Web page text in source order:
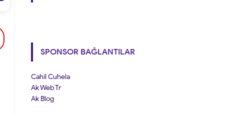
SPONSOR BAĞLANTILAR
Cahil Cuhela
Ak Web Tr
Ak Blog